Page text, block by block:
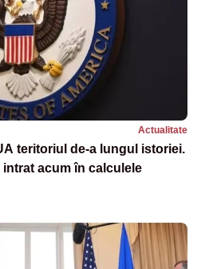
Actualitate
teritoriul de-a lungul istoriei.
intrat acum în calculele